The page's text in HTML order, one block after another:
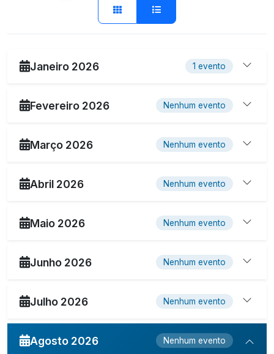
Janeiro 2026 1 evento
Fevereiro 2026 Nenhum evento
Março 2026 Nenhum evento
Abril 2026 Nenhum evento
Maio 2026 Nenhum evento
Junho 2026 Nenhum evento
Julho 2026 Nenhum evento
Agosto 2026 Nenhum evento